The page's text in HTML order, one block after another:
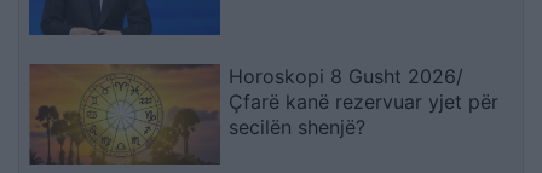
Horoskopi 8 Gusht 2026/
Çfarë kanë rezervuar yjet për
secilën shenjë?